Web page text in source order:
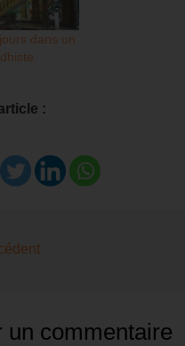
dans un
:
un commentaire